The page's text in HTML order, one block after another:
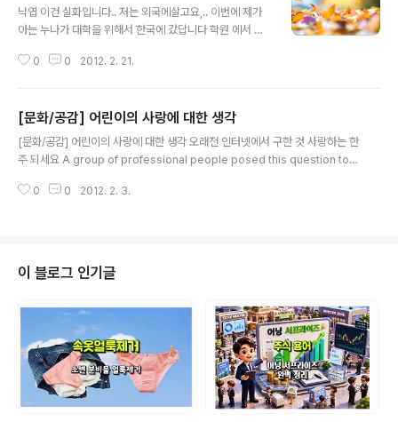
낙엽 이건 실화입니다.. 저는 외국에살고요,.. 이번에 제가
아는 누나가 대학을 위해서 한국에 갔답니다 학원 에서 국
변을 했다군요 -_-;; 문제: 낙엽을 소리나는 대로 쓰시오 답
0 0 2012. 2. 21.
[문화/공감] 어린이의 사랑에 대한 생각
[문화/공감] 어린이의 사랑에 대한 생각 오래전 인터넷에서 구한 것 사랑하는 한
주 되세요 A group of professional people posed this question to a
ove mean? 사랑이 뭐라고 생각하니? The answers they got were bro
y." 사랑이..
0 0 2012. 2. 3.
이 블로그 인기글